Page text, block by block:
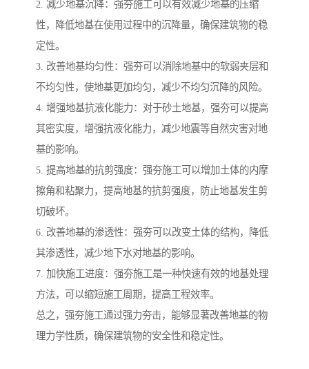
2. 减少地基沉降：强夯施工可以有效减少地基的压缩
性，降低地基在使用过程中的沉降量，确保建筑物的稳
定性。
3. 改善地基均匀性：强夯可以消除地基中的软弱夹层和
不均匀性，使地基更加均匀，减少不均匀沉降的风险。
4. 增强地基抗液化能力：对于砂土地基，强夯可以提高
其密实度，增强抗液化能力，减少地震等自然灾害对地
基的影响。
5. 提高地基的抗剪强度：强夯施工可以增加土体的内摩
擦角和粘聚力，提高地基的抗剪强度，防止地基发生剪
切破坏。
6. 改善地基的渗透性：强夯可以改变土体的结构，降低
其渗透性，减少地下水对地基的影响。
7. 加快施工进度：强夯施工是一种快速有效的地基处理
方法，可以缩短施工周期，提高工程效率。
总之，强夯施工通过强力夯击，能够显著改善地基的物
理力学性质，确保建筑物的安全性和稳定性。